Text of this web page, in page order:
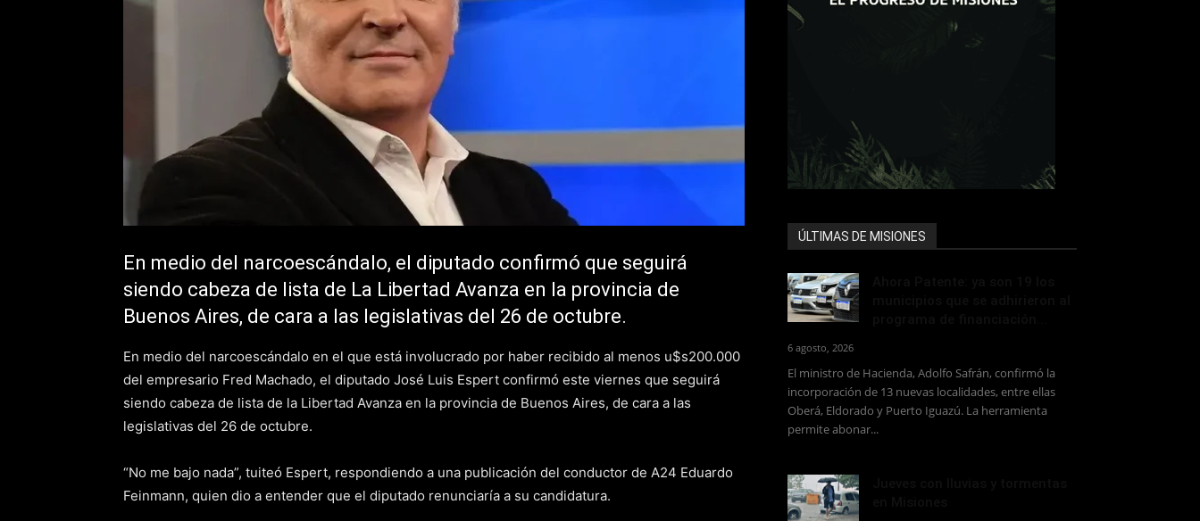
En medio del narcoescándalo, el diputado confirmó que seguirá
siendo cabeza de lista de La Libertad Avanza en la provincia de
Buenos Aires, de cara a las legislativas del 26 de octubre.
En medio del narcoescándalo en el que está involucrado por haber recibido al menos u$s200.000
del empresario Fred Machado, el diputado José Luis Espert confirmó este viernes que seguirá
siendo cabeza de lista de la Libertad Avanza en la provincia de Buenos Aires, de cara a las
legislativas del 26 de octubre.
“No me bajo nada”, tuiteó Espert, respondiendo a una publicación del conductor de A24 Eduardo
Feinmann, quien dio a entender que el diputado renunciaría a su candidatura.
ÚLTIMAS DE MISIONES
6 agosto, 2026
El ministro de Hacienda, Adolfo Safrán, confirmó la
incorporación de 13 nuevas localidades, entre ellas
Oberá, Eldorado y Puerto Iguazú. La herramienta
permite abonar...